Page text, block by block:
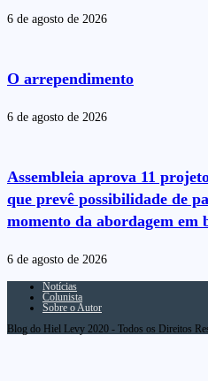
6 de agosto de 2026
O arrependimento
6 de agosto de 2026
Assembleia aprova 11
que prevê possibilidade de
momento da abordagem em
6 de agosto de 2026
Notícias
Colunista
Sobre o Autor
Blog do Hiel Levy 2020 - Todos os Direitos